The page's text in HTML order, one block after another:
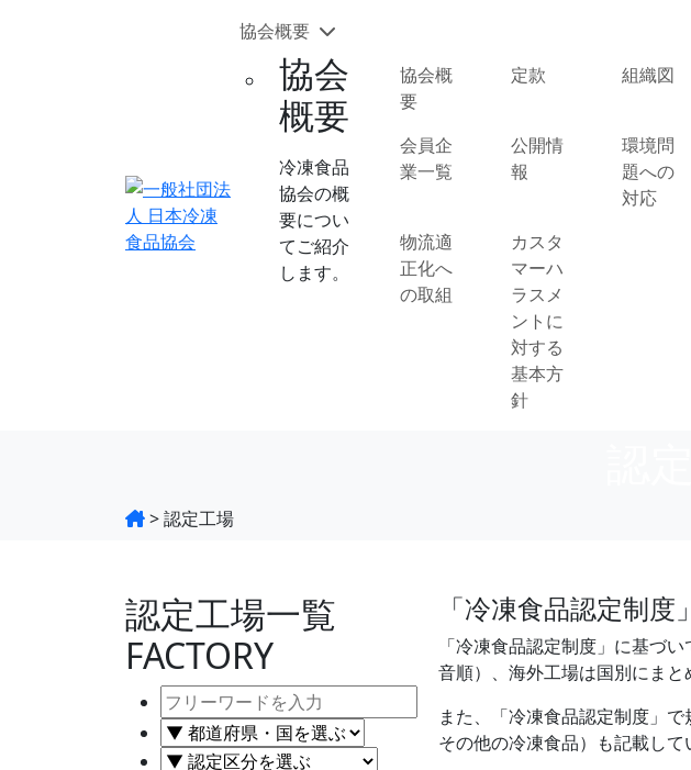
協会概要
協会
概要
冷凍食品
協会の概
要につい
てご紹介
します。
協会概
要
定款 組織図
会員企
業一覧
公開情
報
環境問
題への
対応
物流適
正化へ
の取組
カスタ
マーハ
ラスメ
ントに
対する
基本方
針
>認定工場
認定工場一覧
FACTORY
「冷凍食品認定制度
「冷凍食品認定制度」に基づ
音順）、海外工場は国別にまと
また、「冷凍食品認定制度」
その他の冷凍食品）も記載して